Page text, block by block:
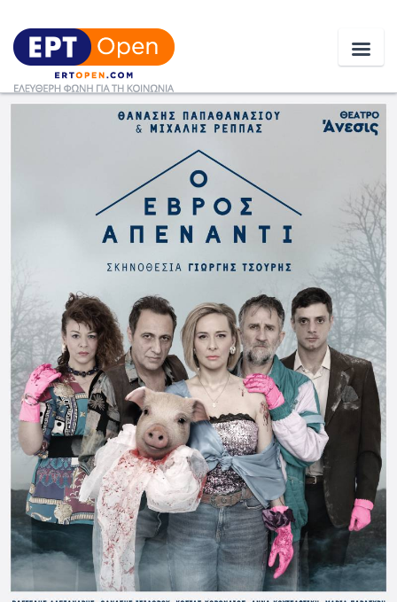
Ελλάδα
Κοινωνία
Πολιτική
Οικονομία
Αθλητικά
Κόσμος
Ραδιόφωνο LIVE
Εκπομπές
Πολιτισμός